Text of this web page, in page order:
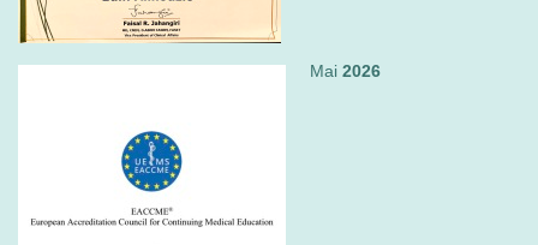
Mai 2026